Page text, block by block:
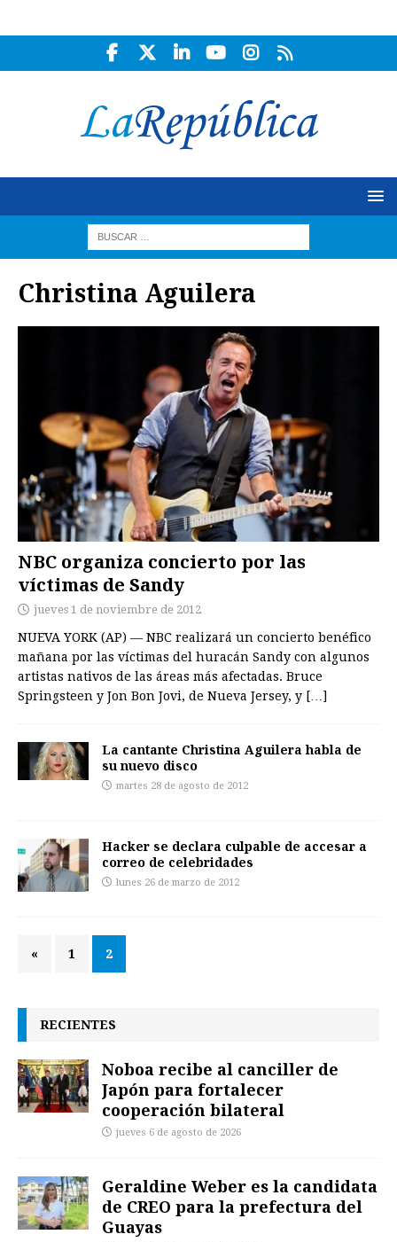
Christina Aguilera
NBC organiza concierto por las
víctimas de Sandy
jueves 1 de noviembre de 2012
NUEVA YORK (AP) — NBC realizará un concierto benéfico
mañana por las víctimas del huracán Sandy con algunos
artistas nativos de las áreas más afectadas. Bruce
Springsteen y Jon Bon Jovi, de Nueva Jersey, y […]
La cantante Christina Aguilera habla de
su nuevo disco
martes 28 de agosto de 2012
Hacker se declara culpable de accesar a
correo de celebridades
lunes 26 de marzo de 2012
« 1 2
RECIENTES
Noboa recibe al canciller de
Japón para fortalecer
cooperación bilateral
jueves 6 de agosto de 2026
Geraldine Weber es la candidata
de CREO para la prefectura del
Guayas